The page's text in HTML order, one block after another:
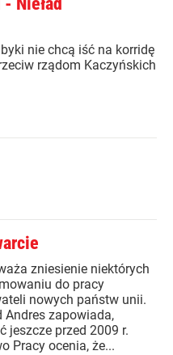
nie chcą iść na korridę
rządom Kaczyńskich
zniesienie niektórych
do pracy
nowych państw unii.
Andres zapowiada,
jeszcze przed 2009 r.
Pracy ocenia, że...